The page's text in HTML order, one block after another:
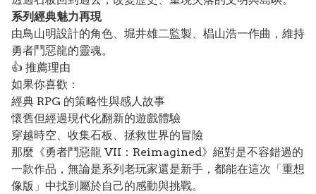
系列經典魅力再現
由鳥山明設計的角色、堀井雄二監製、椙山浩一作曲，維持
勇者鬥惡龍的靈魂。
👍 推薦理由
如果你喜歡：
經典 RPG 的策略性與感人故事
懷舊但經過現代化翻新的遊戲體驗
穿越時空、收集石板、拯救世界的冒險
那麼《勇者鬥惡龍 VII：Reimagined》絕對是不容錯過的
一款作品，無論是系列老玩家還是新手，都能在這次「重想
像版」中找到屬於自己的感動與挑戰。